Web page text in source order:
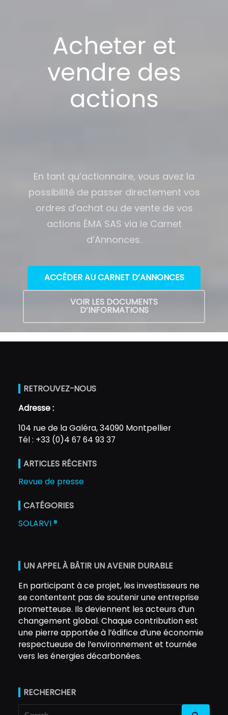
Acheter et
vendre des
actions
En tant qu’actionnaire, vous avez la
possibilité de passer directement vos
ordres d’achat ou de vente de vos
actions ÉMA SAS via le Carnet
d’Annonces.
ACCÉDER AU CARNET D’ANNONCES
VOIR LES DOCUMENTS
D’INFORMATIONS
RETROUVEZ-NOUS
Adresse :
104 rue de la Galéra, 34090 Montpellier
Tél : +33 (0)4 67 64 93 37
ARTICLES RÉCENTS
Revue de presse
CATÉGORIES
SOLARVI ®
UN APPEL À BÂTIR UN AVENIR DURABLE
En participant à ce projet, les investisseurs ne
se contentent pas de soutenir une entreprise
prometteuse. Ils deviennent les acteurs d’un
changement global. Chaque contribution est
une pierre apportée à l’édifice d’une économie
respectueuse de l’environnement et tournée
vers les énergies décarbonées.
RECHERCHER
Search